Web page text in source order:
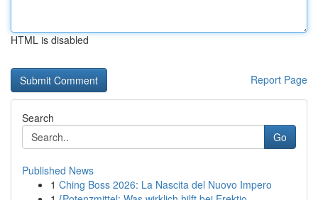
HTML is disabled
Report Page
Search
Go
Published News
1 Ching Boss 2026: La Nascita del Nuovo Impero